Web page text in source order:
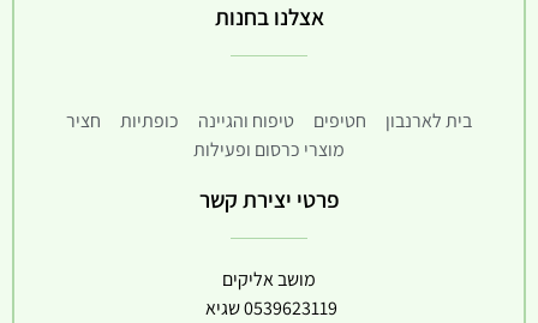
אצלנו בחנות
בית לארנבון חטיפים טיפוח והגיינה כופתיות
חציר
מוצרי כרסום ופעילות
פרטי יצירת קשר
מושב אליקים
0539623119שגיא